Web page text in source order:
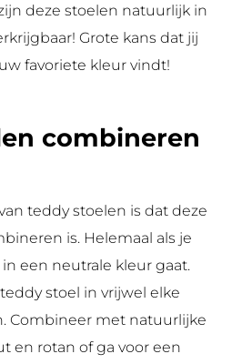
deze stoelen natuurlijk in
Grote kans dat jij
favoriete kleur vindt!
combineren
teddy stoelen is dat deze
is. Helemaal als je
een neutrale kleur gaat.
stoel in vrijwel elke
Combineer met natuurlijke
en rotan of ga voor een